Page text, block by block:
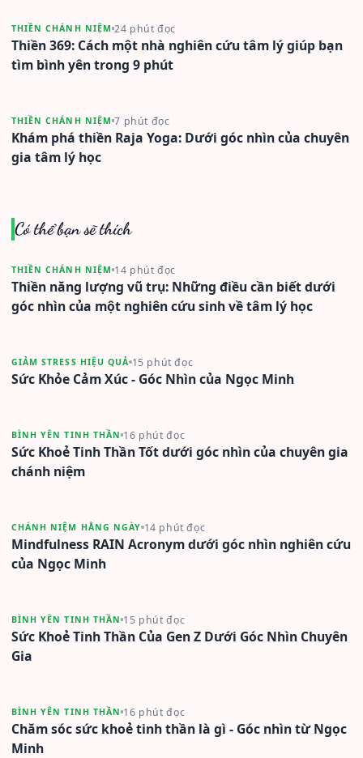
THIỀN CHÁNH NIỆM 24 phút đọc
Thiền 369: Cách một nhà nghiên cứu tâm lý giúp bạn
tìm bình yên trong 9 phút
THIỀN CHÁNH NIỆM 7 phút đọc
Khám phá thiền Raja Yoga: Dưới góc nhìn của chuyên
gia tâm lý học
Có thể bạn sẽ thích
THIỀN CHÁNH NIỆM 14 phút đọc
Thiền năng lượng vũ trụ: Những điều cần biết dưới
góc nhìn của một nghiên cứu sinh về tâm lý học
GIẢM STRESS HIỆU QUẢ 15 phút đọc
Sức Khỏe Cảm Xúc - Góc Nhìn của Ngọc Minh
BÌNH YÊN TINH THẦN 16 phút đọc
Sức Khoẻ Tinh Thần Tốt dưới góc nhìn của chuyên gia
chánh niệm
CHÁNH NIỆM HẰNG NGÀY 14 phút đọc
Mindfulness RAIN Acronym dưới góc nhìn nghiên cứu
của Ngọc Minh
BÌNH YÊN TINH THẦN 15 phút đọc
Sức Khoẻ Tinh Thần Của Gen Z Dưới Góc Nhìn Chuyên
Gia
BÌNH YÊN TINH THẦN 16 phút đọc
Chăm sóc sức khoẻ tinh thần là gì - Góc nhìn từ Ngọc
Minh